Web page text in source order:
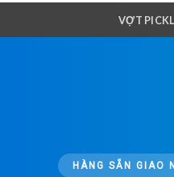
VỢT
HÀNG SẴN GIAO